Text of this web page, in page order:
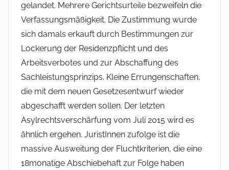
gelandet. Mehrere Gerichtsurteile bezweifeln die
Verfassungsmäßigkeit. Die Zustimmung wurde
sich damals erkauft durch Bestimmungen zur
Lockerung der Residenzpflicht und des
Arbeitsverbotes und zur Abschaffung des
Sachleistungsprinzips. Kleine Errungenschaften,
die mit dem neuen Gesetzesentwurf wieder
abgeschafft werden sollen. Der letzten
Asylrechtsverschärfung vom Juli 2015 wird es
ähnlich ergehen. JuristInnen zufolge ist die
massive Ausweitung der Fluchtkriterien, die eine
18monatige Abschiebehaft zur Folge haben